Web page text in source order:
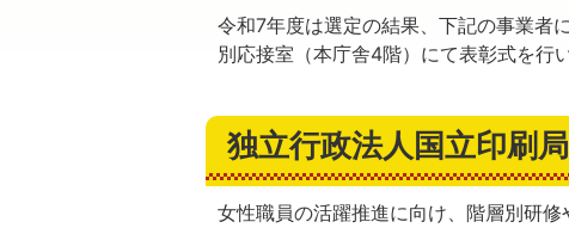
令和7年度は選定の結果、下記の事業者
別応接室（本庁舎4階）にて表彰式を行
独立行政法人国立印刷
女性職員の活躍推進に向け、階層別研